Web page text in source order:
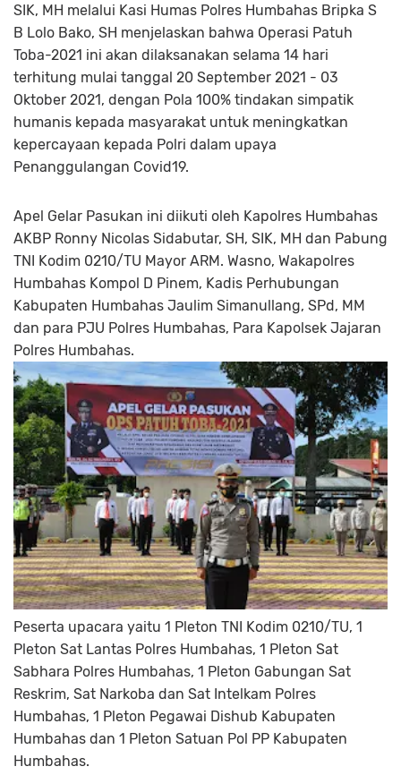
SIK, MH melalui Kasi Humas Polres Humbahas Bripka S
B Lolo Bako, SH menjelaskan bahwa Operasi Patuh
Toba-2021 ini akan dilaksanakan selama 14 hari
terhitung mulai tanggal 20 September 2021 - 03
Oktober 2021, dengan Pola 100% tindakan simpatik
humanis kepada masyarakat untuk meningkatkan
kepercayaan kepada Polri dalam upaya
Penanggulangan Covid19.
Apel Gelar Pasukan ini diikuti oleh Kapolres Humbahas
AKBP Ronny Nicolas Sidabutar, SH, SIK, MH dan Pabung
TNI Kodim 0210/TU Mayor ARM. Wasno, Wakapolres
Humbahas Kompol D Pinem, Kadis Perhubungan
Kabupaten Humbahas Jaulim Simanullang, SPd, MM
dan para PJU Polres Humbahas, Para Kapolsek Jajaran
Polres Humbahas.
Peserta upacara yaitu 1 Pleton TNI Kodim 0210/TU, 1
Pleton Sat Lantas Polres Humbahas, 1 Pleton Sat
Sabhara Polres Humbahas, 1 Pleton Gabungan Sat
Reskrim, Sat Narkoba dan Sat Intelkam Polres
Humbahas, 1 Pleton Pegawai Dishub Kabupaten
Humbahas dan 1 Pleton Satuan Pol PP Kabupaten
Humbahas.